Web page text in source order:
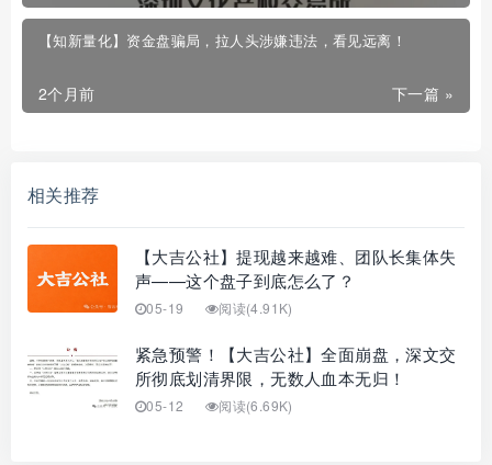
【知新量化】资金盘骗局，拉人头涉嫌违法，看见远离！
下一篇 »
2个月前
相关推荐
【大吉公社】提现越来越难、团队长集体失
声——这个盘子到底怎么了？
05-19 阅读(4.91K)
紧急预警！【大吉公社】全面崩盘，深文交
所彻底划清界限，无数人血本无归！
05-12 阅读(6.69K)